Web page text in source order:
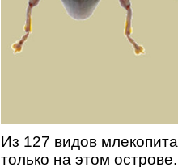
Из 127 видов
только на этом